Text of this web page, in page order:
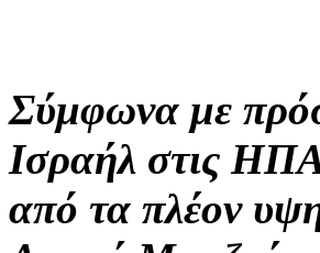
Σύμφωνα με
Ισραήλ στις
από τα πλέον